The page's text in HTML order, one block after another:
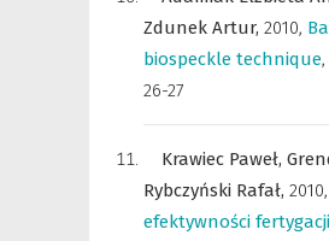
Zdunek Artur, 2010,
biospeckle technique,
26-27
Krawiec Paweł,
Rybczyński Rafał, 2010,
efektywności